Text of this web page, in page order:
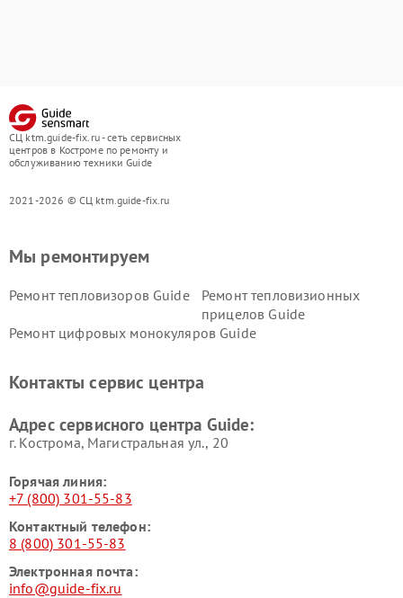
СЦ ktm.guide-fix.ru - сеть сервисных
центров в Костроме по ремонту и
обслуживанию техники Guide
2021-2026 © СЦ ktm.guide-fix.ru
Мы ремонтируем
Ремонт тепловизоров Guide
Ремонт тепловизионных
прицелов Guide
Ремонт цифровых монокуляров Guide
Контакты сервис центра
Адрес сервисного центра Guide:
г. Кострома, Магистральная ул., 20
Горячая линия:
+7 (800) 301-55-83
Контактный телефон:
8 (800) 301-55-83
Электронная почта:
info@guide-fix.ru